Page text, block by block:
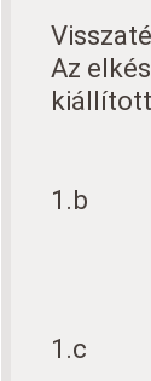
Az
1.b
1.c